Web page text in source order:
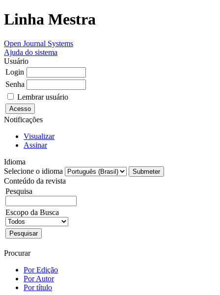
Linha Mestra
Open Journal Systems
Ajuda do sistema
Usuário
Login
Senha
Lembrar usuário
Notificações
Visualizar
Assinar
Idioma
Selecione o idioma
Conteúdo da revista
Pesquisa
Escopo da Busca
Procurar
Por Edição
Por Autor
Por título